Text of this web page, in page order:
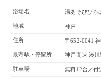
浴場名 湯あそびひろ
地域 神戸
住所 〒652-0041
最寄駅・停留所 神戸高速 湊川
駐車場 無料12台／付